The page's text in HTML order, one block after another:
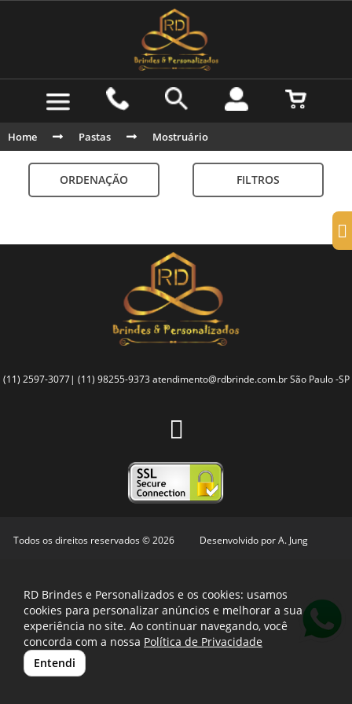
Home Pastas Mostruário
ORDENAÇÃO FILTROS
(11) 2597-3077| (11) 98255-9373 atendimento@rdbrinde.com.br São Paulo -SP
Todos os direitos reservados © 2026 Desenvolvido porA. Jung
RD Brindes e Personalizados e os cookies: usamos
cookies para personalizar anúncios e melhorar a sua
experiência no site. Ao continuar navegando, você
concorda com a nossa Política de Privacidade
Entendi